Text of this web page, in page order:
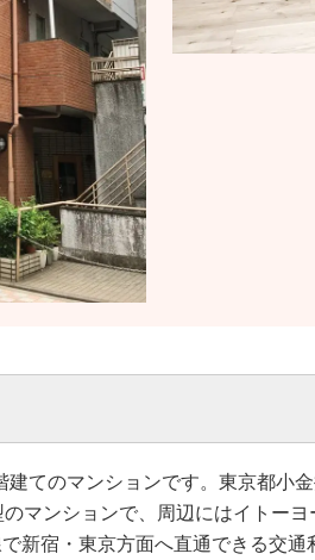
てのマンションです。東京都小
マンションで、周辺にはイトー
新宿・東京方面へ直通できる交